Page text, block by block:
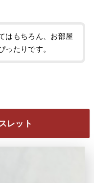
はもちろん、お部屋
ったりです。
レット